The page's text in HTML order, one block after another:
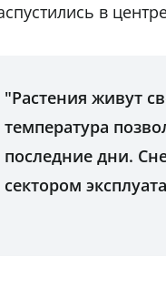
в
"Растения живут
температура
последние дни.
сектором